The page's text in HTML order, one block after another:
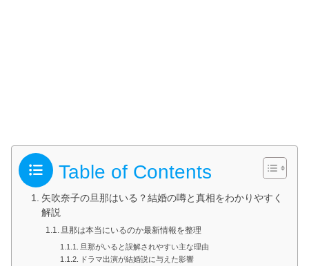
Table of Contents
矢吹奈子の旦那はいる？結婚の噂と真相をわかりやすく
解説
旦那は本当にいるのか最新情報を整理
旦那がいると誤解されやすい主な理由
ドラマ出演が結婚説に与えた影響